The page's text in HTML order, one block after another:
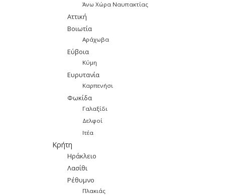
Άνω Χώρα Ναυπακτίας
Αττική
Βοιωτία
Αράχωβα
Εύβοια
Κύμη
Ευρυτανία
Καρπενήσι
Φωκίδα
Γαλαξίδι
Δελφοί
Ιτέα
Κρήτη
Ηράκλειο
Λασίθι
Ρέθυμνο
Πλακιάς